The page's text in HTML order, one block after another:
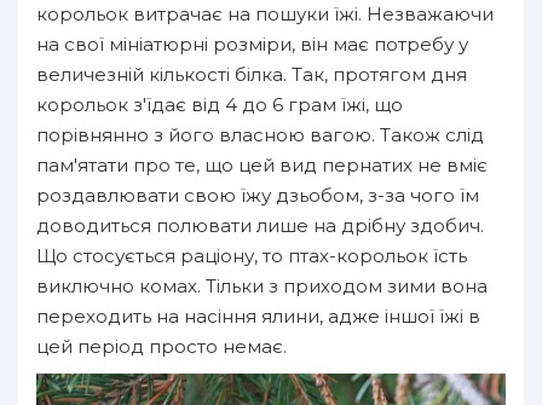
корольок витрачає на пошуки їжі. Незважаючи
на свої мініатюрні розміри, він має потребу у
величезній кількості білка. Так, протягом дня
корольок з'їдає від 4 до 6 грам їжі, що
порівнянно з його власною вагою. Також слід
пам'ятати про те, що цей вид пернатих не вміє
роздавлювати свою їжу дзьобом, з-за чого їм
доводиться полювати лише на дрібну здобич.
Що стосується раціону, то птах-корольок їсть
виключно комах. Тільки з приходом зими вона
переходить на насіння ялини, адже іншої їжі в
цей період просто немає.